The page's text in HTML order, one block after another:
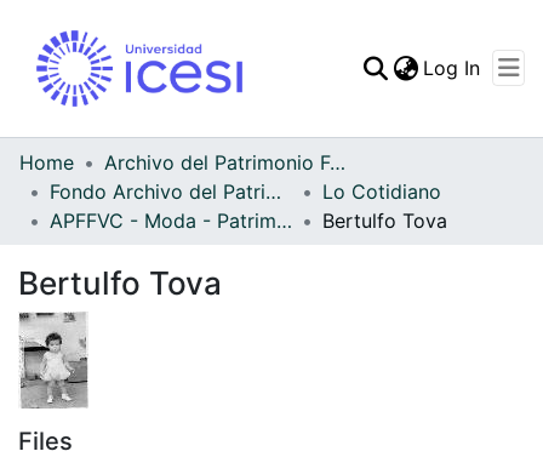
Statistics
Log In
Home
Archivo del Patrimonio Fotográfico y Fílmico del Valle del Cauca
Fondo Archivo del Patrimonio Fotográfico y Fílmico del Valle del Cauca
Lo Cotidiano
APFFVC - Moda - Patrimonial
Bertulfo Tova
Bertulfo Tova
Files